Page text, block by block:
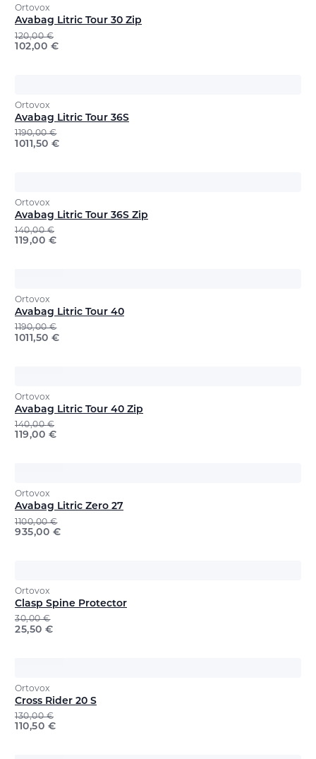
Ortovox
Avabag Litric Tour 30 Zip
120,00€
102,00 €
Ortovox
Avabag Litric Tour 36S
1190,00€
1011,50 €
Ortovox
Avabag Litric Tour 36S Zip
140,00€
119,00 €
Ortovox
Avabag Litric Tour 40
1190,00€
1011,50 €
Ortovox
Avabag Litric Tour 40 Zip
140,00€
119,00 €
Ortovox
Avabag Litric Zero 27
1100,00€
935,00 €
Ortovox
Clasp Spine Protector
30,00€
25,50 €
Ortovox
Cross Rider 20 S
130,00€
110,50 €